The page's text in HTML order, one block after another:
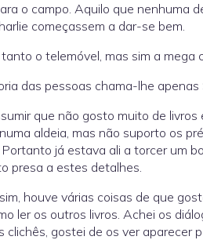
o campo. Aquilo que nenhuma
começassem a dar-se bem.
o telemóvel, mas sim a mega
das pessoas chama-lhe apenas
que não gosto muito de
aldeia, mas não suporto os
Portanto já estava ali a torcer um
presa a estes detalhes.
houve várias coisas de que
ler os outros livros. Achei os
clichês, gostei de os ver aparecer